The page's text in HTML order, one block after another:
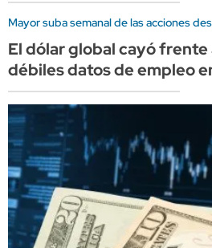
Mayor suba semanal de las acciones
El dólar global cayó frente
débiles datos de empleo